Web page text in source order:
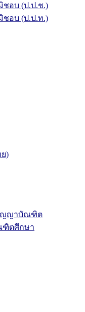
ชอบ (ป.ป.ช.)
ชอบ (ป.ป.ท.)
)
ญญาบัณฑิต
ฑิตศึกษา